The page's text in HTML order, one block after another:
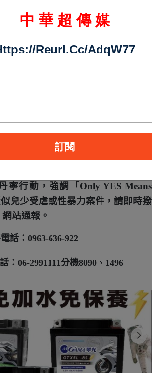
親職賦能計畫」、「親職減壓服務
社區倡議與民間協力強化在地兒少
人，社會局自 105
年起結合司法、
，透過一站式集中安排，就近提供
或地檢署往返奔波及重複陳述案情
，深化社會對「
年美國民間組織發起的「
解取代打罵教育；「國際丹寧日」
下緊身牛仔褲而宣判加害者無罪，
寧行動，強調「Only YES Means
兒少受虐或性暴力案件，請即時撥
站通報。
話： 0963-636-922
： 06-2991111分機8090 、 1496
中 華 超 傳 媒
reurl.cc/adqW77
訂閱